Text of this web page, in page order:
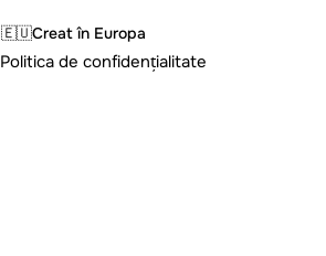
🇪🇺Creat în Europa
Politica de confidențialitate